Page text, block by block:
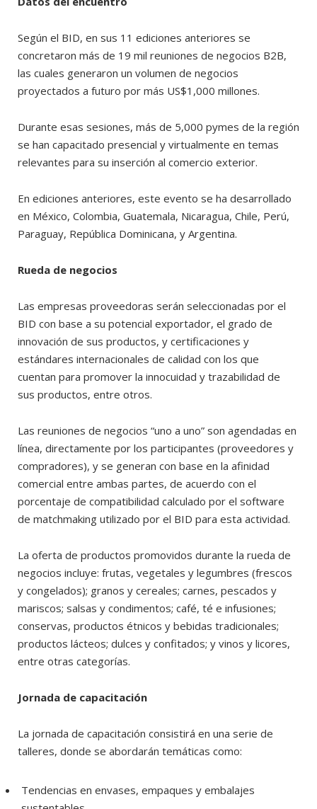
Según el BID, en sus 11 ediciones anteriores se
concretaron más de 19 mil reuniones de negocios B2B,
las cuales generaron un volumen de negocios
proyectados a futuro por más US$1,000 millones.
Durante esas sesiones, más de 5,000 pymes de la región
se han capacitado presencial y virtualmente en temas
relevantes para su inserción al comercio exterior.
En ediciones anteriores, este evento se ha desarrollado
en México, Colombia, Guatemala, Nicaragua, Chile, Perú,
Paraguay, República Dominicana, y Argentina.
Rueda de negocios
Las empresas proveedoras serán seleccionadas por el
BID con base a su potencial exportador, el grado de
innovación de sus productos, y certificaciones y
estándares internacionales de calidad con los que
cuentan para promover la innocuidad y trazabilidad de
sus productos, entre otros.
Las reuniones de negocios “uno a uno” son agendadas en
línea, directamente por los participantes (proveedores y
compradores), y se generan con base en la afinidad
comercial entre ambas partes, de acuerdo con el
porcentaje de compatibilidad calculado por el software
de matchmaking utilizado por el BID para esta actividad.
La oferta de productos promovidos durante la rueda de
negocios incluye: frutas, vegetales y legumbres (frescos
y congelados); granos y cereales; carnes, pescados y
mariscos; salsas y condimentos; café, té e infusiones;
conservas, productos étnicos y bebidas tradicionales;
productos lácteos; dulces y confitados; y vinos y licores,
entre otras categorías.
Jornada de capacitación
La jornada de capacitación consistirá en una serie de
talleres, donde se abordarán temáticas como:
Tendencias en envases, empaques y embalajes